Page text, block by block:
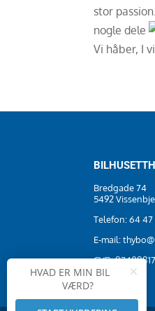
stor
nogle dele
Vi håber, I
Bredgade 74
5492
Telefon:64 47
E-mail:
CVR. 87408817
×
HVAD ER MIN BIL
VÆRD?